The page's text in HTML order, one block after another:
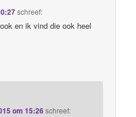
schreef:
en ik vind die ook heel
om 15:26schreef: